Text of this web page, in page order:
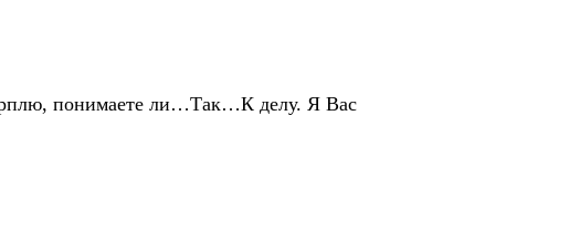
понимаете ли…Так…К делу. Я Вас